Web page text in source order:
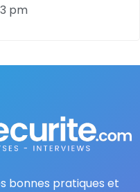
pm
bonnes pratiques et